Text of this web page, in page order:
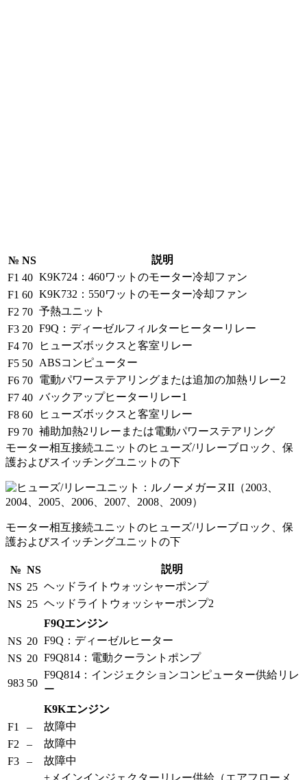
№ NS
説明
F1 40 K9K724：460ワットのモーター冷却ファン
F1 60 K9K732：550ワットのモーター冷却ファン
F2 70 予熱ユニット
F3 20 F9Q：ディーゼルフィルターヒーターリレー
F4 70
ヒューズボックスと客室リレー
F5 50 ABSコンピューター
F6 70 電動パワーステアリングまたは追加の加熱リレー2
F7 40 バックアップヒーターリレー1
F8 60
ヒューズボックスと客室リレー
F9 70 補助加熱2リレーまたは電動パワーステアリング
モーター相互接続ユニットのヒューズ/リレーブロック、保
護およびスイッチングユニットの下
モーター相互接続ユニットのヒューズ/リレーブロック、保
護およびスイッチングユニットの下
№ NS
説明
NS 25 ヘッドライトウォッシャーポンプ
NS 25 ヘッドライトウォッシャーポンプ2
F9Qエンジン
NS 20 F9Q：ディーゼルヒーター
NS 20 F9Q814：電動クーラントポンプ
983 50
F9Q814：インジェクションコンピューター供給リレ
ー
K9Kエンジン
F1
–
故障中
F2
–
故障中
F3
– 故障中